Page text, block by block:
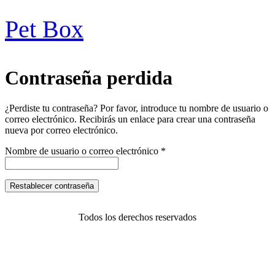
Pet Box
Contraseña perdida
¿Perdiste tu contraseña? Por favor, introduce tu nombre de usuario o
correo electrónico. Recibirás un enlace para crear una contraseña
nueva por correo electrónico.
Nombre de usuario o correo electrónico *
Restablecer contraseña
Todos los derechos reservados